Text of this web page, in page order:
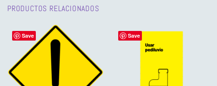
PRODUCTOS RELACIONADOS
Save Save